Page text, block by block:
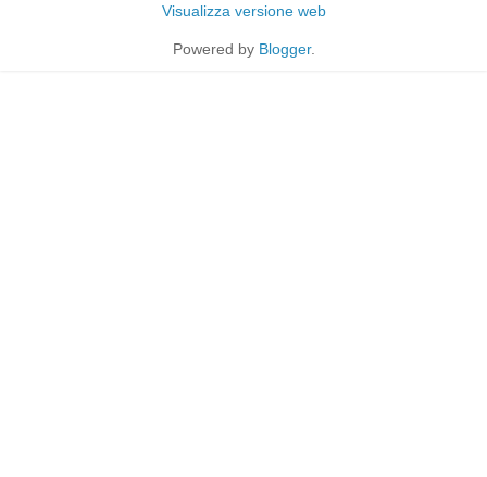
Visualizza versione web
Powered by Blogger.